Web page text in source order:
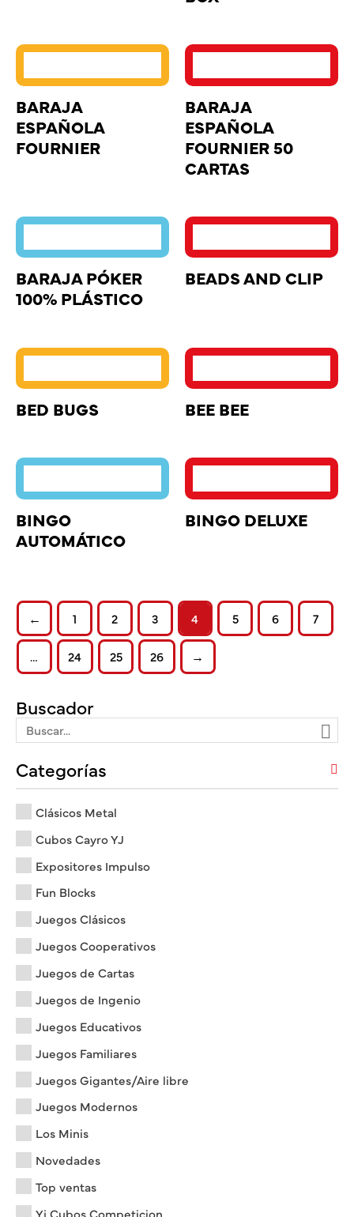
Buscador
Categorías
Clásicos Metal
Cubos Cayro YJ
Expositores Impulso
Fun Blocks
Juegos Clásicos
Juegos Cooperativos
Juegos de Cartas
Juegos de Ingenio
Juegos Educativos
Juegos Familiares
Juegos Gigantes/Aire libre
Juegos Modernos
Los Minis
Novedades
Top ventas
Yj Cubos Competicion
BARAJA
ESPAÑOLA
FOURNIER
BARAJA
ESPAÑOLA
FOURNIER 50
CARTAS
BARAJA PÓKER
100% PLÁSTICO
BEADS AND CLIP
BED BUGS BEE BEE
BINGO
AUTOMÁTICO
BINGO DELUXE
← 1 2 3 4 5 6 7
… 24 25 26 →